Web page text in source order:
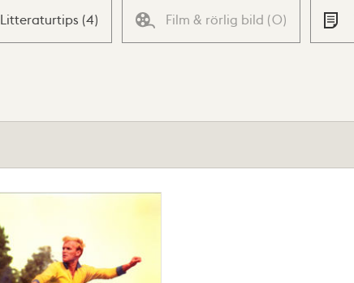
Litteraturtips (4) Film & rörlig bild (0)